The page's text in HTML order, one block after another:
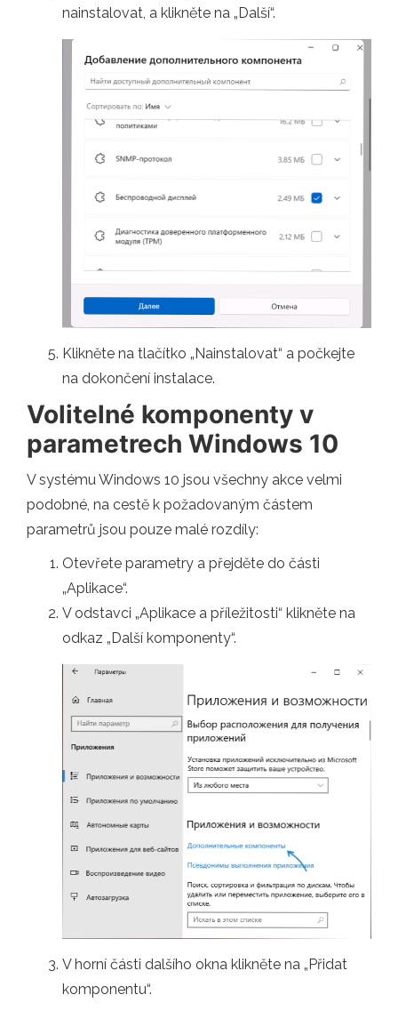
nainstalovat, a klikněte na „Další“.
Klikněte na tlačítko „Nainstalovat“ a počkejte
na dokončení instalace.
Volitelné komponenty v
parametrech Windows 10
V systému Windows 10 jsou všechny akce velmi
podobné, na cestě k požadovaným částem
parametrů jsou pouze malé rozdíly:
Otevřete parametry a přejděte do části
„Aplikace“.
V odstavci „Aplikace a příležitosti“ klikněte na
odkaz „Další komponenty“.
V horní části dalšího okna klikněte na „Přidat
komponentu“.